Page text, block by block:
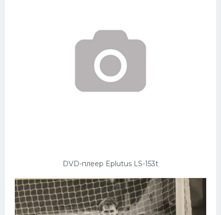
DVD-плеер Eplutus LS-153t